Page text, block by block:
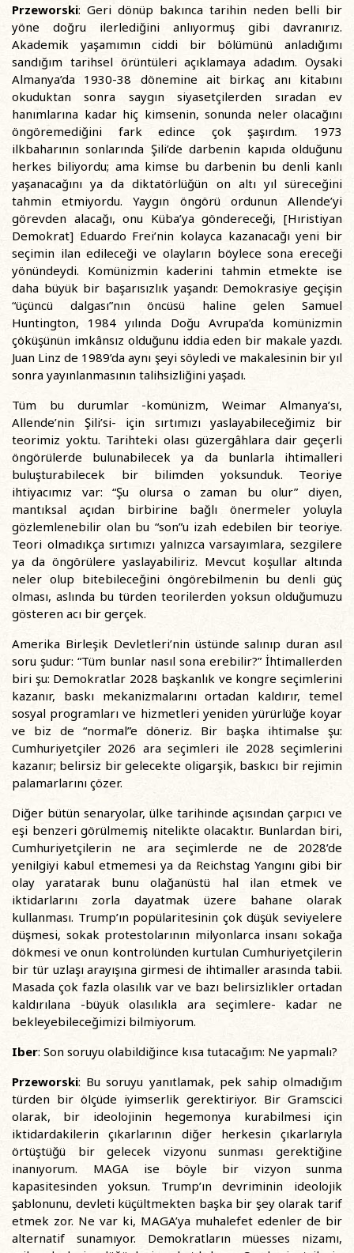
Przeworski: Geri dönüp bakınca tarihin neden belli bir
yöne doğru ilerlediğini anlıyormuş gibi davranırız.
Akademik yaşamımın ciddi bir bölümünü anladığımı
sandığım tarihsel örüntüleri açıklamaya adadım. Oysaki
Almanya’da 1930-38 dönemine ait birkaç anı kitabını
okuduktan sonra saygın siyasetçilerden sıradan ev
hanımlarına kadar hiç kimsenin, sonunda neler olacağını
öngöremediğini fark edince çok şaşırdım. 1973
ilkbaharının sonlarında Şili’de darbenin kapıda olduğunu
herkes biliyordu; ama kimse bu darbenin bu denli kanlı
yaşanacağını ya da diktatörlüğün on altı yıl süreceğini
tahmin etmiyordu. Yaygın öngörü ordunun Allende’yi
görevden alacağı, onu Küba’ya göndereceği, [Hıristiyan
Demokrat] Eduardo Frei’nin kolayca kazanacağı yeni bir
seçimin ilan edileceği ve olayların böylece sona ereceği
yönündeydi. Komünizmin kaderini tahmin etmekte ise
daha büyük bir başarısızlık yaşandı: Demokrasiye geçişin
“üçüncü dalgası”nın öncüsü haline gelen Samuel
Huntington, 1984 yılında Doğu Avrupa’da komünizmin
çöküşünün imkânsız olduğunu iddia eden bir makale yazdı.
Juan Linz de 1989’da aynı şeyi söyledi ve makalesinin bir yıl
sonra yayınlanmasının talihsizliğini yaşadı.
Tüm bu durumlar -komünizm, Weimar Almanya’sı,
Allende’nin Şili’si- için sırtımızı yaslayabileceğimiz bir
teorimiz yoktu. Tarihteki olası güzergâhlara dair geçerli
öngörülerde bulunabilecek ya da bunlarla ihtimalleri
buluşturabilecek bir bilimden yoksunduk. Teoriye
ihtiyacımız var: “Şu olursa o zaman bu olur” diyen,
mantıksal açıdan birbirine bağlı önermeler yoluyla
gözlemlenebilir olan bu “son”u izah edebilen bir teoriye.
Teori olmadıkça sırtımızı yalnızca varsayımlara, sezgilere
ya da öngörülere yaslayabiliriz. Mevcut koşullar altında
neler olup bitebileceğini öngörebilmenin bu denli güç
olması, aslında bu türden teorilerden yoksun olduğumuzu
gösteren acı bir gerçek.
Amerika Birleşik Devletleri’nin üstünde salınıp duran asıl
soru şudur: “Tüm bunlar nasıl sona erebilir?” İhtimallerden
biri şu: Demokratlar 2028 başkanlık ve kongre seçimlerini
kazanır, baskı mekanizmalarını ortadan kaldırır, temel
sosyal programları ve hizmetleri yeniden yürürlüğe koyar
ve biz de “normal”e döneriz. Bir başka ihtimalse şu:
Cumhuriyetçiler 2026 ara seçimleri ile 2028 seçimlerini
kazanır; belirsiz bir gelecekte oligarşik, baskıcı bir rejimin
palamarlarını çözer.
Diğer bütün senaryolar, ülke tarihinde açısından çarpıcı ve
eşi benzeri görülmemiş nitelikte olacaktır. Bunlardan biri,
Cumhuriyetçilerin ne ara seçimlerde ne de 2028’de
yenilgiyi kabul etmemesi ya da Reichstag Yangını gibi bir
olay yaratarak bunu olağanüstü hal ilan etmek ve
iktidarlarını zorla dayatmak üzere bahane olarak
kullanması. Trump’ın popülaritesinin çok düşük seviyelere
düşmesi, sokak protestolarının milyonlarca insanı sokağa
dökmesi ve onun kontrolünden kurtulan Cumhuriyetçilerin
bir tür uzlaşı arayışına girmesi de ihtimaller arasında tabii.
Masada çok fazla olasılık var ve bazı belirsizlikler ortadan
kaldırılana -büyük olasılıkla ara seçimlere- kadar ne
bekleyebileceğimizi bilmiyorum.
Iber: Son soruyu olabildiğince kısa tutacağım: Ne yapmalı?
Przeworski: Bu soruyu yanıtlamak, pek sahip olmadığım
türden bir ölçüde iyimserlik gerektiriyor. Bir Gramscici
olarak, bir ideolojinin hegemonya kurabilmesi için
iktidardakilerin çıkarlarının diğer herkesin çıkarlarıyla
örtüştüğü bir gelecek vizyonu sunması gerektiğine
inanıyorum. MAGA ise böyle bir vizyon sunma
kapasitesinden yoksun. Trump’ın devriminin ideolojik
şablonunu, devleti küçültmekten başka bir şey olarak tarif
etmek zor. Ne var ki, MAGA’ya muhalefet edenler de bir
alternatif sunamıyor. Demokratların müesses nizamı,